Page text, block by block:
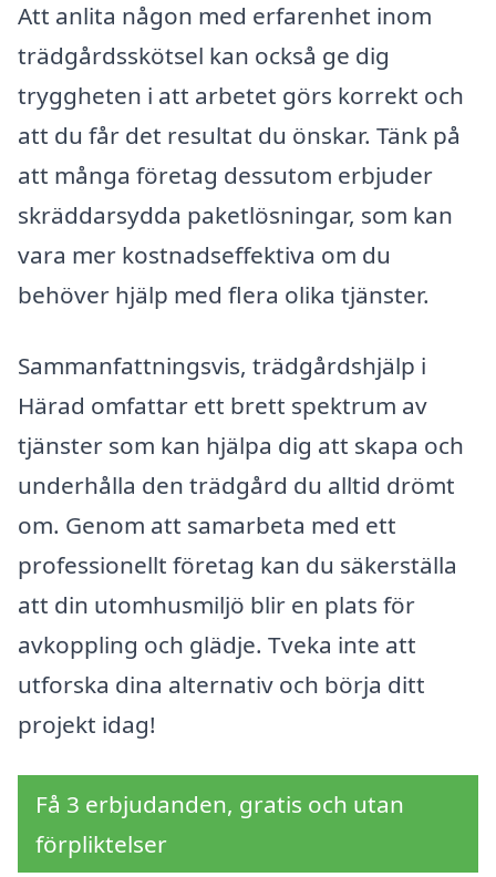
Att anlita någon med erfarenhet inom
trädgårdsskötsel kan också ge dig
tryggheten i att arbetet görs korrekt och
att du får det resultat du önskar. Tänk på
att många företag dessutom erbjuder
skräddarsydda paketlösningar, som kan
vara mer kostnadseffektiva om du
behöver hjälp med flera olika tjänster.
Sammanfattningsvis, trädgårdshjälp i
Härad omfattar ett brett spektrum av
tjänster som kan hjälpa dig att skapa och
underhålla den trädgård du alltid drömt
om. Genom att samarbeta med ett
professionellt företag kan du säkerställa
att din utomhusmiljö blir en plats för
avkoppling och glädje. Tveka inte att
utforska dina alternativ och börja ditt
projekt idag!
Få 3 erbjudanden, gratis och utan
förpliktelser